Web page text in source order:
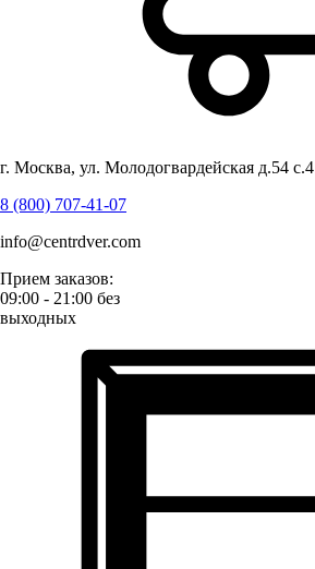
г. Москва, ул. Молодогвардейская д.54 с.4
8 (800) 707-41-07
info@centrdver.com
Прием заказов:
09:00 - 21:00 без
выходных